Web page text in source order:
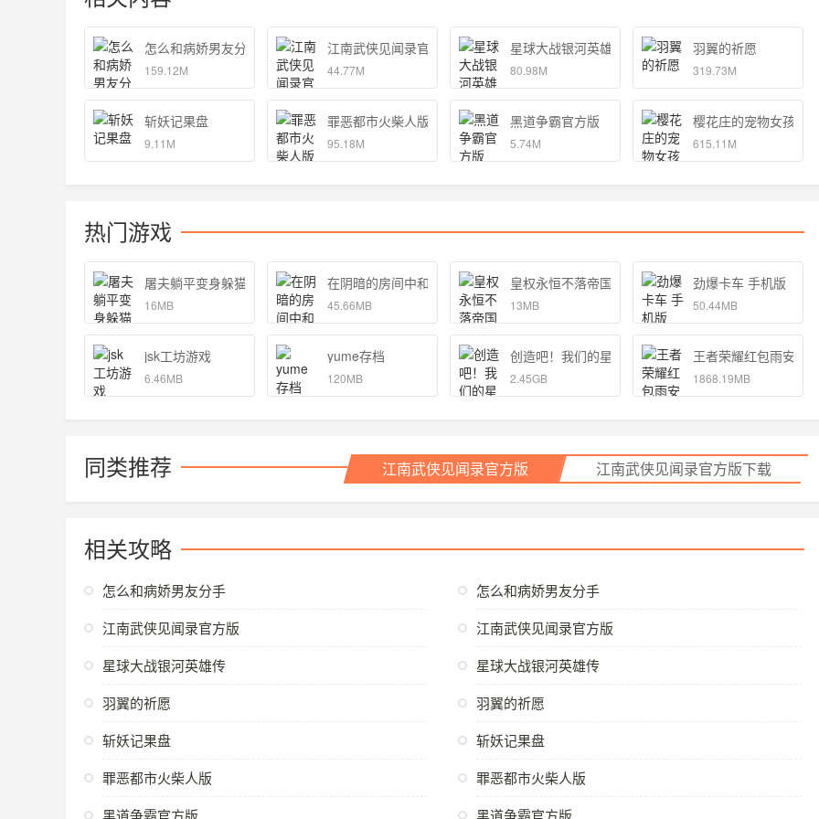
怎么和病娇男友分手
159.12M
江南武侠见闻录官方版
44.77M
星球大战银河英雄传
80.98M
羽翼的祈愿
319.73M
斩妖记果盘
9.11M
罪恶都市火柴人版
95.18M
黑道争霸官方版
5.74M
樱花庄的宠物女孩
615.11M
热门游戏
屠夫躺平变身躲猫猫游戏安卓版 1.0
16MB
在阴暗的房间中和独孤的女孩子的物语 手机版
45.66MB
皇权永恒不落帝国官方
13MB
劲爆卡车 手机版
50.44MB
jsk工坊游戏
6.46MB
yume存档
120MB
创造吧！我们的星球
2.45GB
王者荣耀红包雨安卓
1868.19MB
同类推荐 江南武侠见闻录官方版 江南武侠见闻录官方版下载
相关攻略
怎么和病娇男友分手
江南武侠见闻录官方版
星球大战银河英雄传
羽翼的祈愿
斩妖记果盘
罪恶都市火柴人版
黑道争霸官方版
怎么和病娇男友分手
江南武侠见闻录官方版
星球大战银河英雄传
羽翼的祈愿
斩妖记果盘
罪恶都市火柴人版
黑道争霸官方版